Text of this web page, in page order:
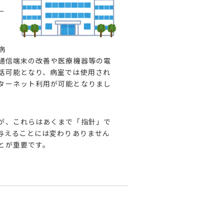
信端末の改善や医療機器等の電
可能となり、病室では使用され
ーネット利用が可能となりまし
、これらはあくまで「指針」で
える ことには変わりありません
重要です。